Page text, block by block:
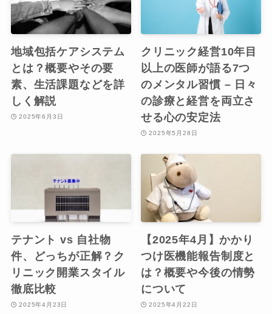
地域包括ケアシステム
とは？概要やその要
素、生活課題などを詳
しく解説
2025年6月3日
クリニック経営10年目
以上の医師が語る7つ
のメンタル習慣 – 日々
の診療と経営を両立さ
せる心の安定法
2025年5月28日
テナント vs 自社物
件、どっちが正解？ク
リニック開業スタイル
徹底比較
2025年4月23日
【2025年4月】かかり
つけ医機能報告制度と
は？概要や今後の情勢
について
2025年4月22日